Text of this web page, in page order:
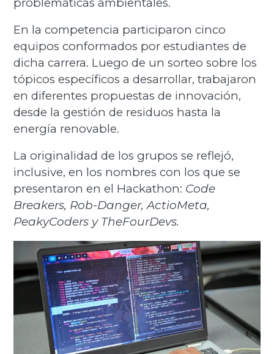
problemáticas ambientales.
En la competencia participaron cinco
equipos conformados por estudiantes de
dicha carrera. Luego de un sorteo sobre los
tópicos específicos a desarrollar, trabajaron
en diferentes propuestas de innovación,
desde la gestión de residuos hasta la
energía renovable.
La originalidad de los grupos se reflejó,
inclusive, en los nombres con los que se
presentaron en el Hackathon: Code
Breakers, Rob-Danger, ActioMeta,
PeakyCoders y TheFourDevs.